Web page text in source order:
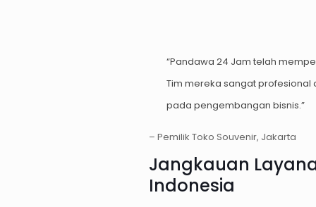
“Pandawa 24 Jam telah
Tim mereka sangat profesional
pada pengembangan bisnis.”
– Pemilik Toko Souvenir, Jakarta
Jangkauan
Indonesia